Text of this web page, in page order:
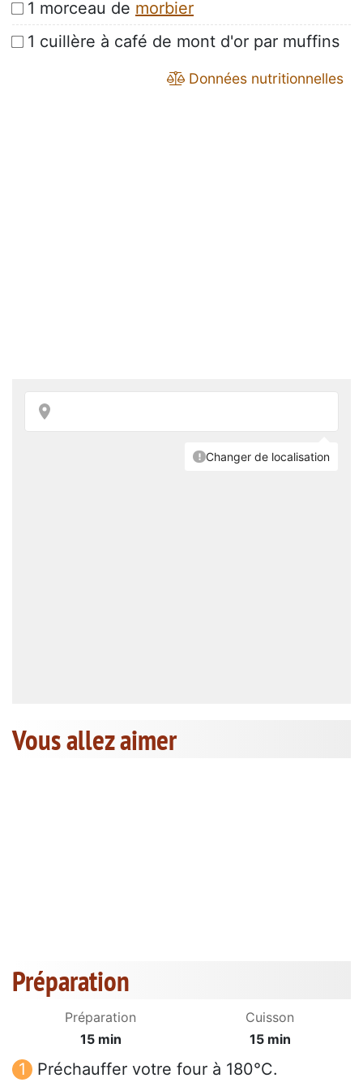
1 morceau de morbier
1 cuillère à café de mont d'or par muffins
Données nutritionnelles
Vous allez aimer
Préparation
Préparation
15 min
Cuisson
15 min
Préchauffer votre four à 180°C.